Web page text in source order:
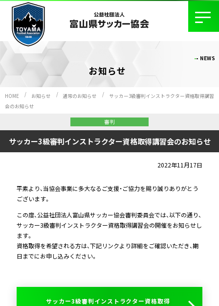
NEWS
お知らせ
HOME お知らせ 通常のお知らせ
サッカー3級審判インストラクター資格取得講習
会のお知らせ
審判
サッカー3級審判インストラクター資格取得講習会のお知らせ
2022年11月17日
平素より、当協会事業に多大なるご支援・ご協力を賜り誠りありがとう
ございます。
この度、公益社団法人富山県サッカー協会審判委員会では、以下の通り、
サッカー3級審判インストラクター資格取得講習会の開催をお知らせし
ます。
資格取得を希望される方は、下記リンクより詳細をご確認いただき、期
日までにお申し込みください。
サッカー3級審判インストラクター資格取得